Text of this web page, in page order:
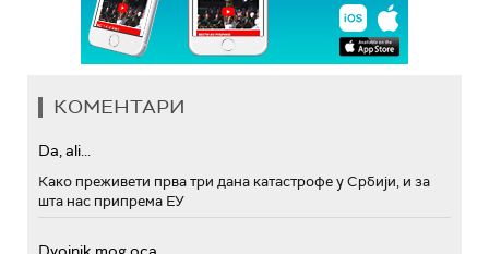
КОМЕНТАРИ
Da, ali...
Како преживети прва три дана катастрофе у Србији, и за
шта нас припрема ЕУ